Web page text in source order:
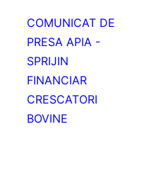
COMUNICAT DE
PRESA APIA -
SPRIJIN
FINANCIAR
CRESCATORI
BOVINE